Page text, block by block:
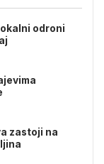
odroni
zastoji na